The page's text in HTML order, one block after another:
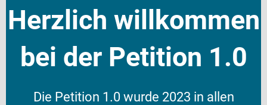
Herzlich willkommen
bei der Petition 1.0
Die Petition 1.0 wurde 2023 in allen